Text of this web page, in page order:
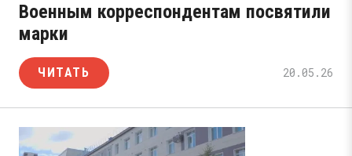
Военным корреспондентам посвятили
марки
ЧИТАТЬ 20.05.26